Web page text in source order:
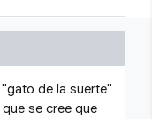
de la suerte"
se cree que